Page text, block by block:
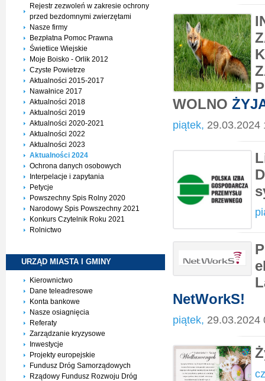
Rejestr zezwoleń w zakresie ochrony
przed bezdomnymi zwierzętami
Nasze firmy
Bezpłatna Pomoc Prawna
Świetlice Wiejskie
Moje Boisko - Orlik 2012
Czyste Powietrze
Aktualności 2015-2017
Nawałnice 2017
Aktualności 2018
Aktualności 2019
Aktualności 2020-2021
Aktualności 2022
Aktualności 2023
Aktualności 2024
Ochrona danych osobowych
Interpelacje i zapytania
Petycje
Powszechny Spis Rolny 2020
Narodowy Spis Powszechny 2021
Konkurs Czytelnik Roku 2021
Rolnictwo
URZĄD MIASTA I GMINY
Kierownictwo
Dane teleadresowe
Konta bankowe
Nasze osiagnięcia
Referaty
Zarządzanie kryzysowe
Inwestycje
Projekty europejskie
Fundusz Dróg Samorządowych
Rządowy Fundusz Rozwoju Dróg
WOLNO
piątek, 29.03.2024
NetWorkS!
piątek, 29.03.2024